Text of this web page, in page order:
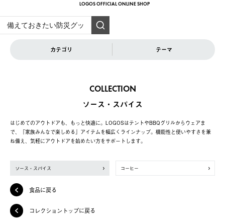
LOGOS OFFICIAL ONLINE SHOP
カテゴリ テーマ
COLLECTION
ソース・スパイス
はじめてのアウトドアも、もっと快適に。LOGOSはテントやBBQグリルからウェアま
で、「家族みんなで楽しめる」アイテムを幅広くラインナップ。機能性と使いやすさを兼
ね備え、気軽にアウトドアを始めたい方をサポートします。
ソース・スパイス コーヒー
食品に戻る
コレクショントップに戻る